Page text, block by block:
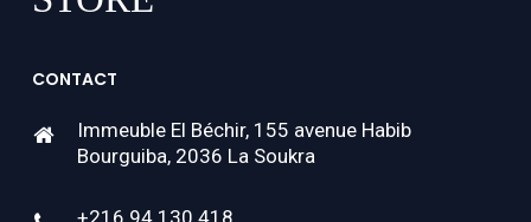
CONTACT
Immeuble El Béchir, 155 avenue Habib
Bourguiba, 2036 La Soukra
+216 94 130 418